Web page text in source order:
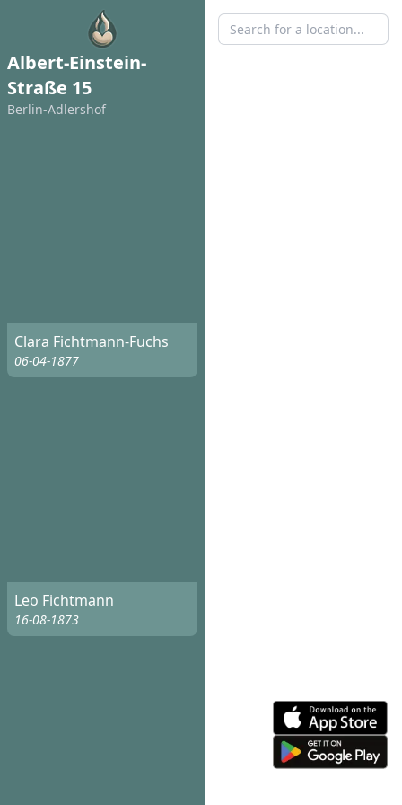
Albert-Einstein-
Straße 15
Berlin-Adlershof
Clara Fichtmann-Fuchs
06-04-1877
Leo Fichtmann
16-08-1873